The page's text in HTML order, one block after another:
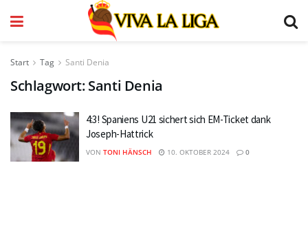
Start Tag Santi Denia
Schlagwort:Santi Denia
4:3! Spaniens U21 sichert sich EM-Ticket dank
Joseph-Hattrick
VON TONI HÄNSCH 10. OKTOBER 2024 0